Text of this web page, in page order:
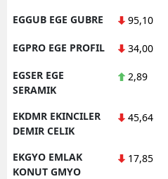
EGGUB EGE GUBRE 95,10
EGPRO EGE PROFIL 34,00
EGSER EGE
SERAMIK
2,89
EKDMR EKINCILER
DEMIR CELIK
45,64
EKGYO EMLAK
KONUT GMYO
17,85